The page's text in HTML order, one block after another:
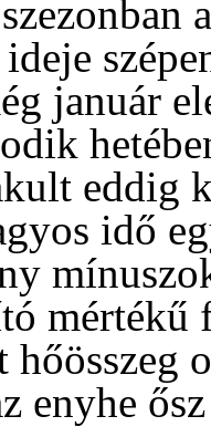
január
eddig
idő
hőösszeg
enyhe ősz